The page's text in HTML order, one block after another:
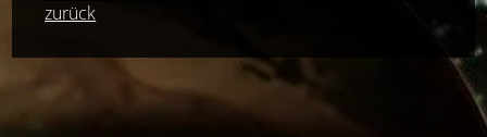
zurück